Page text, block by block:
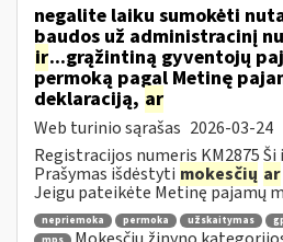
negalite laiku sumokėti
baudos už administracinį
ir...grąžintiną gyventojų
permoką pagal Metinę
deklaraciją, ar
Web turinio sąrašas 2026-03-24
Registracijos numeris KM2875
Prašymas išdėstyti mokesčių ar
Jeigu pateikėte Metinę pajamų
nepriemoka permoka užskaitymas